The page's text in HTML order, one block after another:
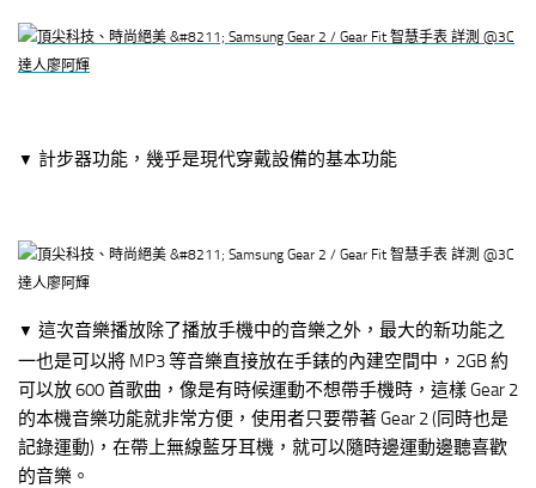
▼ 計步器功能，幾乎是現代穿戴設備的基本功能
▼ 這次音樂播放除了播放手機中的音樂之外，最大的新功能之
一也是可以將 MP3 等音樂直接放在手錶的內建空間中，2GB 約
可以放 600 首歌曲，像是有時候運動不想帶手機時，這樣 Gear 2
的本機音樂功能就非常方便，使用者只要帶著 Gear 2 (同時也是
記錄運動)，在帶上無線藍牙耳機，就可以隨時邊運動邊聽喜歡
的音樂。